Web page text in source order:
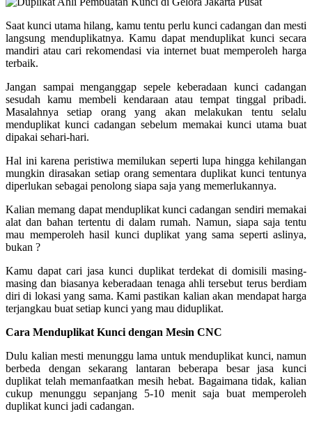
Saat kunci utama hilang, kamu tentu perlu kunci cadangan dan mesti
langsung menduplikatnya. Kamu dapat menduplikat kunci secara
mandiri atau cari rekomendasi via internet buat memperoleh harga
terbaik.
Jangan sampai menganggap sepele keberadaan kunci cadangan
sesudah kamu membeli kendaraan atau tempat tinggal pribadi.
Masalahnya setiap orang yang akan melakukan tentu selalu
menduplikat kunci cadangan sebelum memakai kunci utama buat
dipakai sehari-hari.
Hal ini karena peristiwa memilukan seperti lupa hingga kehilangan
mungkin dirasakan setiap orang sementara duplikat kunci tentunya
diperlukan sebagai penolong siapa saja yang memerlukannya.
Kalian memang dapat menduplikat kunci cadangan sendiri memakai
alat dan bahan tertentu di dalam rumah. Namun, siapa saja tentu
mau memperoleh hasil kunci duplikat yang sama seperti aslinya,
bukan ?
Kamu dapat cari jasa kunci duplikat terdekat di domisili masing-
masing dan biasanya keberadaan tenaga ahli tersebut terus berdiam
diri di lokasi yang sama. Kami pastikan kalian akan mendapat harga
terjangkau buat setiap kunci yang mau diduplikat.
Cara Menduplikat Kunci dengan Mesin CNC
Dulu kalian mesti menunggu lama untuk menduplikat kunci, namun
berbeda dengan sekarang lantaran beberapa besar jasa kunci
duplikat telah memanfaatkan mesih hebat. Bagaimana tidak, kalian
cukup menunggu sepanjang 5-10 menit saja buat memperoleh
duplikat kunci jadi cadangan.